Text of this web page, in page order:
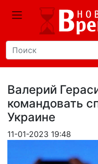
Валерий
командовать
Украине
11-01-2023 19:48